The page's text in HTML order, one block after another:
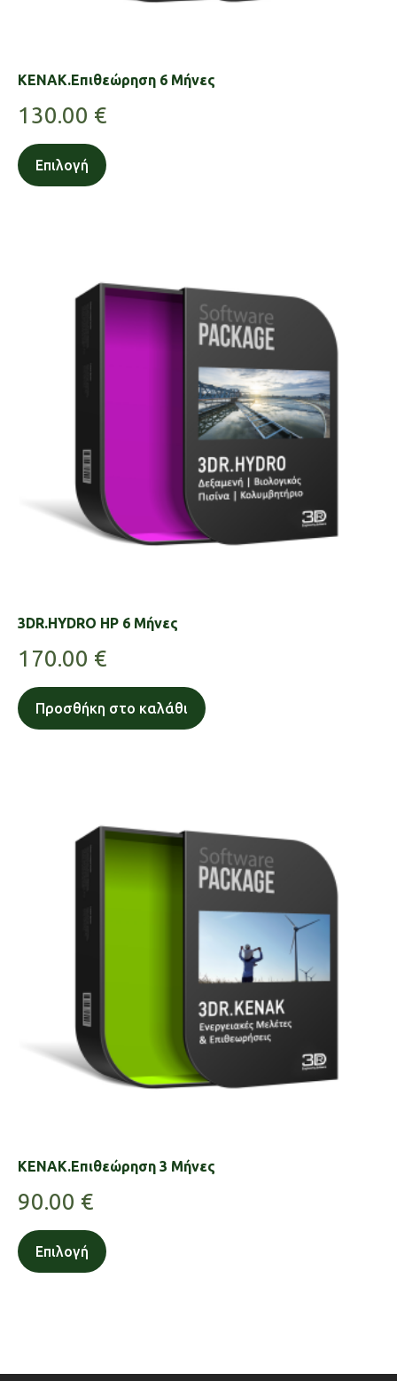
KENAK.Επιθεώρηση 6 Μήνες
130.00 €
Επιλογή
3DR.HYDRO HP 6 Μήνες
170.00 €
Προσθήκη στο καλάθι
KENAK.Επιθεώρηση 3 Μήνες
90.00 €
Επιλογή